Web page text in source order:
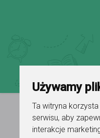
Używamy
Ta witryna
serwisu, aby
interakcje